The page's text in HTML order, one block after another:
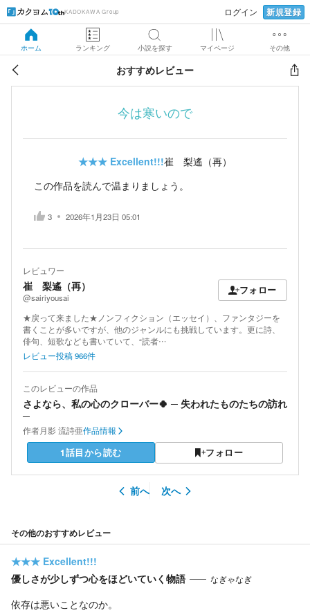
KADOKAWA Group ログイン 新規登録
ホーム ランキング 小説を探す マイページ その他
おすすめレビュー
今は寒いので
★★★ Excellent!!!崔 梨遙（再）
この作品を読んで温まりましょう。
3 2026年1月23日 05:01
レビュワー
崔 梨遙（再）
@sairiyousai
フォロー
★戻って来ました★ノンフィクション（エッセイ）、ファンタジーを
書くことが多いですが、他のジャンルにも挑戦しています。更に詩、
俳句、短歌なども書いていて、“読者…
レビュー投稿966件
このレビューの作品
さよなら、私の心のクローバー🍀 ─ 失われたものたちの訪れ
─
作者月影 流詩亜作品情報
1話目から読む フォロー
前へ 次へ
その他のおすすめレビュー
★★★ Excellent!!!
優しさが少しずつ心をほどいていく物語
なぎゃなぎ
依存は悪いことなのか。